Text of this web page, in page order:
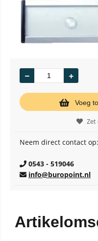
Voeg
Zet
Neem direct contact op:
0543 - 519046
info@buropoint.nl